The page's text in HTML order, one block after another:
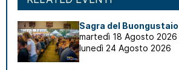
Sagra del Buongustaio
martedì 18 Agosto 2026
lunedì 24 Agosto 2026